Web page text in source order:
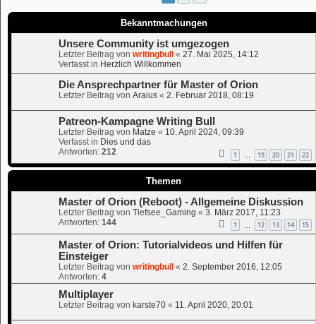
Bekanntmachungen
Unsere Community ist umgezogen
Letzter Beitrag von writingbull « 27. Mai 2025, 14:12
Verfasst in Herzlich Willkommen
Die Ansprechpartner für Master of Orion
Letzter Beitrag von Araius « 2. Februar 2018, 08:19
Patreon-Kampagne Writing Bull
Letzter Beitrag von Matze « 10. April 2024, 09:39
Verfasst in Dies und das
Antworten: 212 1 19 20 21 22
Themen
Master of Orion (Reboot) - Allgemeine Diskussion
Letzter Beitrag von Tiefsee_Gaming « 3. März 2017, 11:23
Antworten: 144 1 12 13 14 15
Master of Orion: Tutorialvideos und Hilfen für
Einsteiger
Letzter Beitrag von writingbull « 2. September 2016, 12:05
Antworten: 4
Multiplayer
Letzter Beitrag von karste70 « 11. April 2020, 20:01